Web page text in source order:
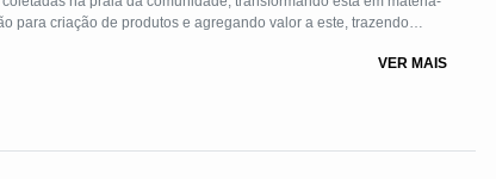
para criação de produtos e agregando valor a este, trazendo
realidades de acordo com o contexto local
VER MAIS